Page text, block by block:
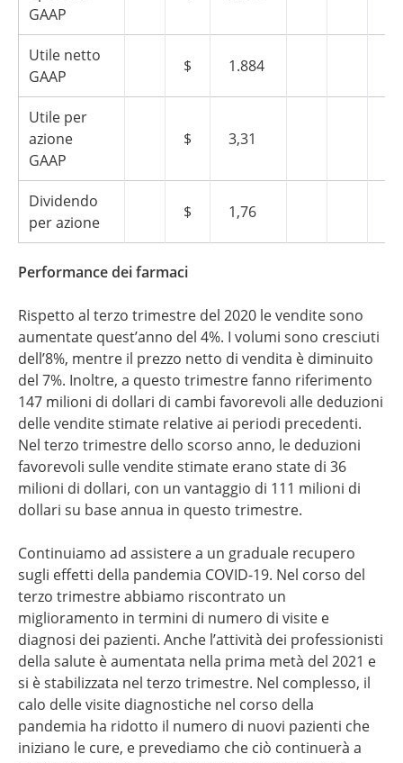
GAAP
Utile netto
GAAP
$ 1.884
Utile per
azione
GAAP
$ 3,31
Dividendo
per azione
$ 1,76
Performance dei farmaci
Rispetto al terzo trimestre del 2020 le vendite sono
aumentate quest’anno del 4%. I volumi sono cresciuti
dell’8%, mentre il prezzo netto di vendita è diminuito
del 7%. Inoltre, a questo trimestre fanno riferimento
147 milioni di dollari di cambi favorevoli alle deduzioni
delle vendite stimate relative ai periodi precedenti.
Nel terzo trimestre dello scorso anno, le deduzioni
favorevoli sulle vendite stimate erano state di 36
milioni di dollari, con un vantaggio di 111 milioni di
dollari su base annua in questo trimestre.
Continuiamo ad assistere a un graduale recupero
sugli effetti della pandemia COVID-19. Nel corso del
terzo trimestre abbiamo riscontrato un
miglioramento in termini di numero di visite e
diagnosi dei pazienti. Anche l’attività dei professionisti
della salute è aumentata nella prima metà del 2021 e
si è stabilizzata nel terzo trimestre. Nel complesso, il
calo delle visite diagnostiche nel corso della
pandemia ha ridotto il numero di nuovi pazienti che
iniziano le cure, e prevediamo che ciò continuerà a